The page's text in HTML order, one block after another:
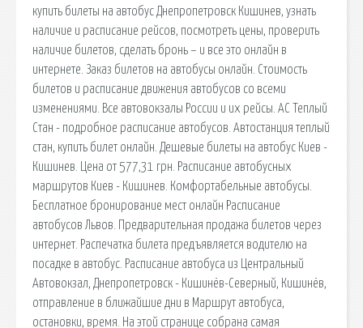
купить билеты на автобус Днепропетровск Кишинев, узнать
наличие и расписание рейсов, посмотреть цены, проверить
наличие билетов, сделать бронь – и все это онлайн в
интернете. Заказ билетов на автобусы онлайн. Стоимость
билетов и расписание движения автобусов со всеми
изменениями. Все автовокзалы России и их рейсы. АС Теплый
Стан - подробное расписание автобусов. Автостанция теплый
стан, купить билет онлайн. Дешевые билеты на автобус Киев -
Кишинев. Цена от 577,31 грн. Расписание автобусных
маршрутов Киев - Кишинев. Комфортабельные автобусы.
Бесплатное бронирование мест онлайн Расписание
автобусов Львов. Предварительная продажа билетов через
интернет. Распечатка билета предъявляется водителю на
посадке в автобус. Расписание автобуса из Центральный
Автовокзал, Днепропетровск - Кишинёв-Северный, Кишинёв,
отправление в ближайшие дни в Маршрут автобуса,
остановки, время. На этой странице собрана самая